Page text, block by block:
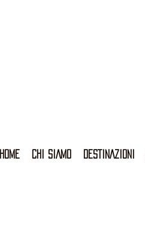
HOME CHI SIAMO DESTINAZIONI